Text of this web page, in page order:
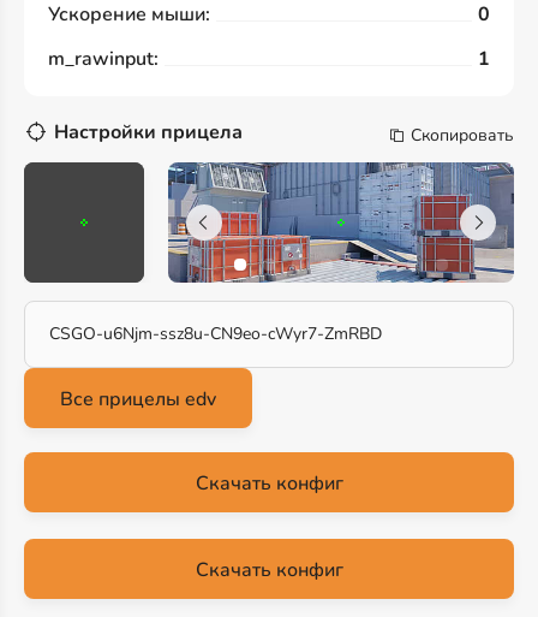
Ускорение мыши:
0
m_rawinput:
1
Настройки прицела Скопировать
CSGO-u6Njm-ssz8u-CN9eo-cWyr7-ZmRBD
Скачать конфиг
Скачать конфиг